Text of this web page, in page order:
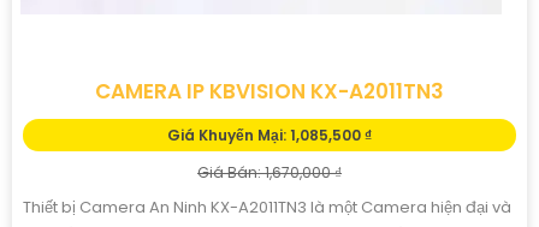
CAMERA IP KBVISION KX-A2011TN3
Giá Khuyến Mại: 1,085,500 ₫
Giá Bán: 1,670,000 ₫
Thiết bị Camera An Ninh KX-A2011TN3 là một Camera hiện đại và